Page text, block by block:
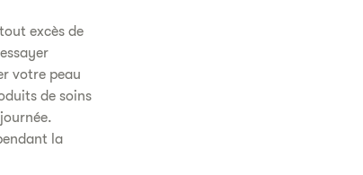
excès de
votre peau
de soins
la